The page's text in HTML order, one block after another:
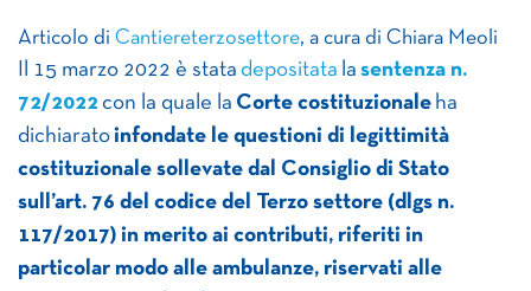
Articolo di Cantiereterzosettore, a cura di Chiara Meoli
Il 15 marzo 2022 è stata depositata la sentenza n.
72/2022 con la quale la Corte costituzionale ha
dichiaratoinfondate le questioni di legittimità
costituzionale sollevate dal Consiglio di Stato
sull’art. 76 del codice del Terzo settore (dlgs n.
117/2017) in merito ai contributi, riferiti in
particolar modo alle ambulanze, riservati alle